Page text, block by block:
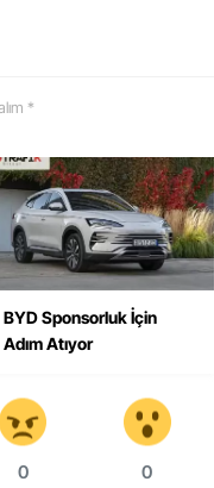
*
BYD Sponsorluk İçin
Adım Atıyor
0 0